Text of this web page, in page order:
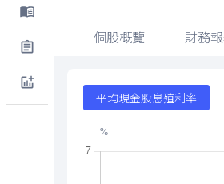
個股概覽 財務
平均現金股息殖利率